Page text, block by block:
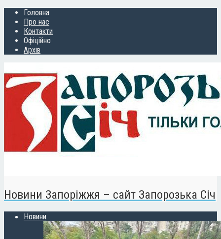
Головна
Про нас
Контакти
Офіційно
Архів
Новини Запоріжжя – сайт Запорозька Січ
Новини